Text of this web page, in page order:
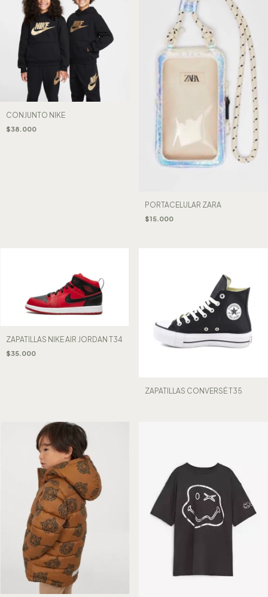
CONJUNTO NIKE
$38.000
PORTACELULAR ZARA
$15.000
ZAPATILLAS NIKE AIR JORDAN T34
$35.000
ZAPATILLAS CONVERSÉ T35